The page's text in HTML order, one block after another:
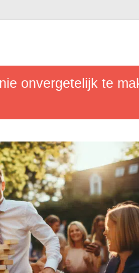
onvergetelijk te